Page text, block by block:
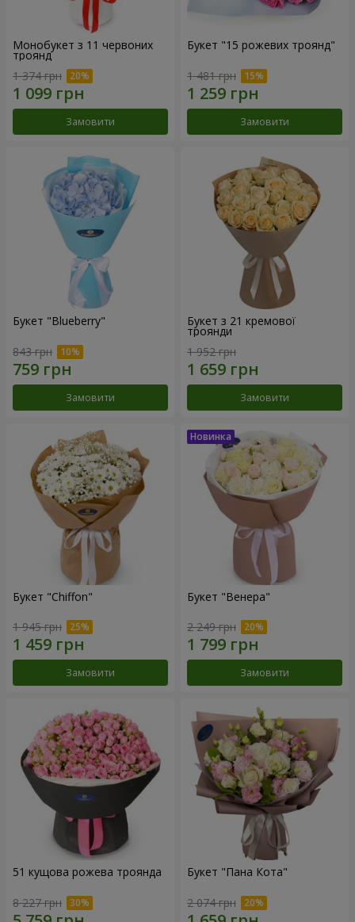
Монобукет з 11 червоних
троянд
1 374 грн
Замовити
Букет "15 рожевих троянд"
1 481 грн
Замовити
Букет "Blueberry"
843 грн
Замовити
Букет з 21 кремової
троянди
1 952 грн
Замовити
Букет "Chiffon"
1 945 грн
Замовити
Букет "Венера"
2 249 грн
Замовити
51 кущова рожева троянда
8 227 грн
Букет "Пана Кота"
2 074 грн